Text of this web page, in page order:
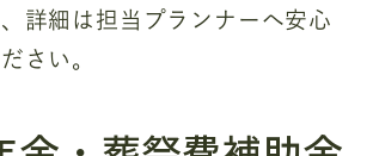
詳細は担当プランナーへ安心
さい。